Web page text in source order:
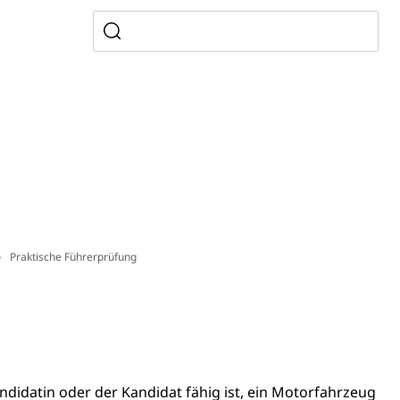
Praktische Führerprüfung
oder der Kandidat fähig ist, ein Motorfahrzeug
Namensänderungen
Verlust des Bürgerrechts,